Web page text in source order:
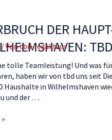
DER
/ Vontbd-redakteur
tolle Teamleistung! Und was
haben wir von tbd uns seit
Haushalte in Wilhelmshaven
und der …